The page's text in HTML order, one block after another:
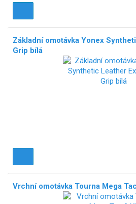
Základní omotávka Yonex
Grip bílá
Vrchní omotávka Tourna Mega